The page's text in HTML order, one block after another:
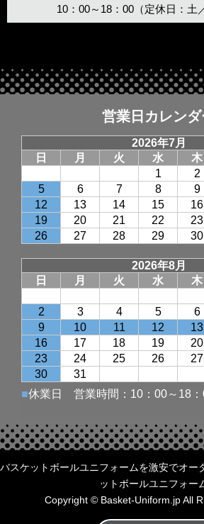
10：00～18：00（定休日：土
営業日カレンダ
バスケットボールユニフォームを激安でオー
ットボールユニフォー
Copyright © Basket-Uniform.jp All